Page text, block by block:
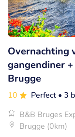
Overnachting
gangendiner
Brugge
10 Perfect • 3
B&B Bruges
Brugge (0km)